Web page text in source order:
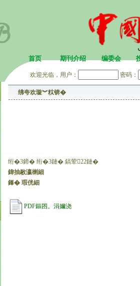
首页 期刊介绍 编委会
欢迎光临，用户： 密码：
绋夸欢璇︾粏锛�
绗�3鍗� 绗�3鏈� 鎬荤22鏈�
鍏抽敭瀛楋細
鎽� 瑕侊細
PDF鏂囨。涓嬭浇